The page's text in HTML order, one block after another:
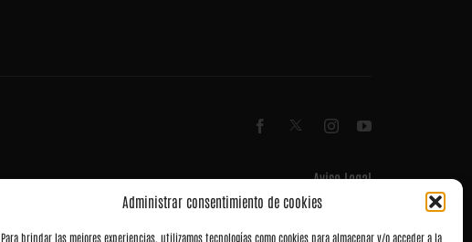
Administrar consentimiento de cookies
Para brindar las mejores experiencias, utilizamos tecnologías como cookies para almacenar y/o acceder a la
Aviso Legal
Términos y Condiciones
Política de privacidad
Política de cookies (UE)